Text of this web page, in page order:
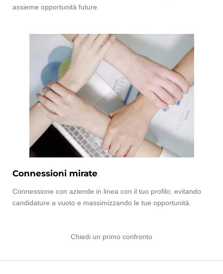
assieme opportunità future.
Connessioni mirate
Connessione con aziende in linea con il tuo profilo, evitando
candidature a vuoto e massimizzando le tue opportunità.
Chiedi un primo confronto